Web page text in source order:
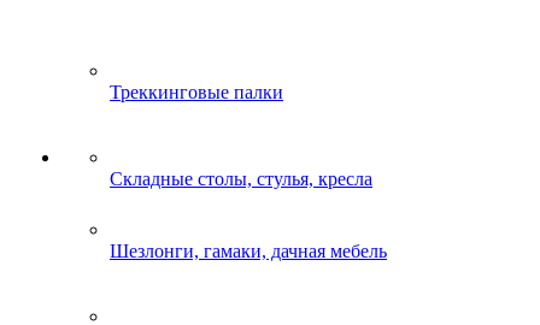
Треккинговые палки
Складные столы, стулья, кресла
Шезлонги, гамаки, дачная мебель